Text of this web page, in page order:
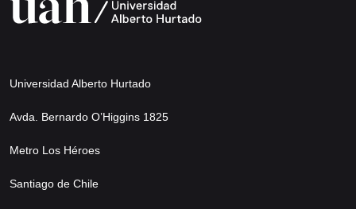
Universidad Alberto Hurtado
Avda. Bernardo O’Higgins 1825
Metro Los Héroes
Santiago de Chile